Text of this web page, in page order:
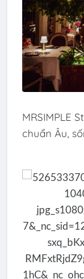
MRSIMPLE
chuẩn Âu,